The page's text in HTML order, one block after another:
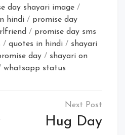
day shayari image /
hindi / promise day
/ promise day sms
/ quotes in hindi / shayari
day / shayari on
whatsapp status
Hug Day